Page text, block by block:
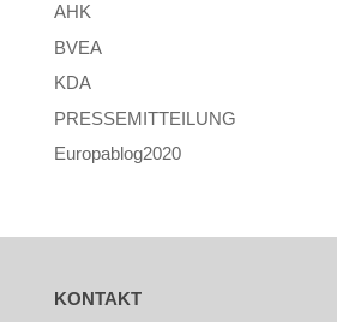
AHK
BVEA
KDA
PRESSEMITTEILUNG
Europablog2020
KONTAKT